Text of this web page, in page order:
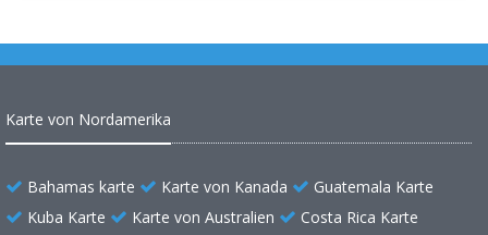
Karte von Nordamerika
Bahamas karte Karte von Kanada
Guatemala Karte
Kuba Karte
Karte von Australien
Costa Rica Karte